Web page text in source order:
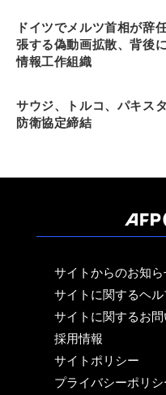
ドイツでメルツ首相が辞
張する偽動画拡散、背後
情報工作組織
サウジ、トルコ、パキス
防衛協定締結
サイトからのお知
サイトに関するヘ
サイトに関するお
採用情報
サイトポリシー
プライバシーポリシ